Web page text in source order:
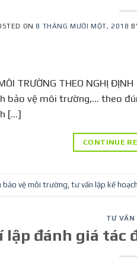
ON8 THÁNG MƯỜI MỘT, 2018
TRƯỜNG THEO NGHỊ
bảo vệ môi trường,… theo
[…]
CONTINUE
bảo vệ môi trường tư vấn lập kế
TƯ VẤN
lập đánh giá